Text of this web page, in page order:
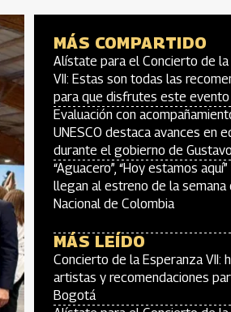
MÁS COMPARTIDO
Alístate para el Concierto de
VII: Estas son todas las
para que disfrutes este evento
Evaluación con
UNESCO destaca avances en
durante el gobierno de
“Aguacero”, “Hoy estamos aquí”
llegan al estreno de la semana
Nacional de Colombia
MÁS LEÍDO
Concierto de la Esperanza VII:
artistas y recomendaciones
Bogotá